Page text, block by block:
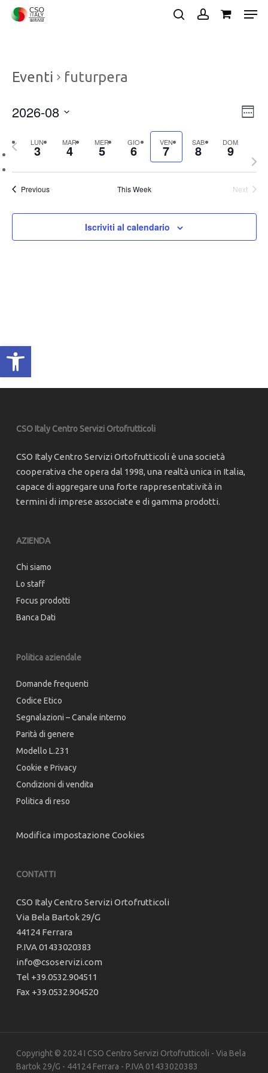
Apri la barra degli strumenti
Skip
Eventi futurpera
Week
2026-08
date.LUN
3 MAR
4 MER
5 GIO
6 VEN
7 SAB
8 DOM
9
Previous
Next
Previous
This Week Next
Iscriviti al calendario
CSO Italy Centro Servizi Ortofrutticoli
CSO Italy Centro Servizi Ortofrutticoli è una società
cooperativa che opera dal 1998, una realtà unica in Italia,
capace di aggregare una forte rappresentatività in
termini di imprese associate e di gamma prodotti.
AZIENDA
Chi siamo
Lo staff
Focus prodotti
Banca Dati
Politica aziendale
Domande frequenti
Codice Etico
Segnalazioni – Canale interno
Parità di genere
Modello L.231
Cookie e Privacy
Condizioni di vendita
Politica di reso
Modifica impostazione Cookies
CONTATTI
CSO Italy Centro Servizi Ortofrutticoli
Via Bela Bartok 29/G
44124 Ferrara
P.IVA 01433020383
info@csoservizi.com
Tel +39.0532.904511
Fax +39.0532.904520
Copyright © 2024 I CSO Centro Servizi Ortofrutticoli - Via Bela
Bartok 29/G - 44124 Ferrara - P.IVA 01433020383